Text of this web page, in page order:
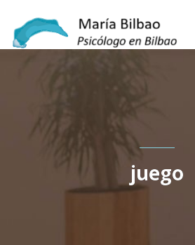
juego